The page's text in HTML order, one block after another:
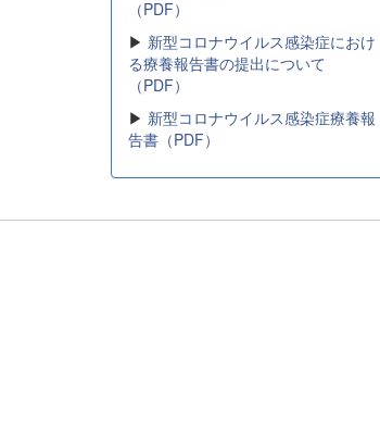
（PDF）
▶ 新型コロナウイルス感染症におけ
る療養報告書の提出について
（PDF）
▶ 新型コロナウイルス感染症療養報
告書（PDF）